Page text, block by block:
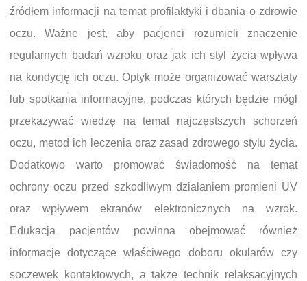
źródłem informacji na temat profilaktyki i dbania o zdrowie
oczu. Ważne jest, aby pacjenci rozumieli znaczenie
regularnych badań wzroku oraz jak ich styl życia wpływa
na kondycję ich oczu. Optyk może organizować warsztaty
lub spotkania informacyjne, podczas których będzie mógł
przekazywać wiedzę na temat najczęstszych schorzeń
oczu, metod ich leczenia oraz zasad zdrowego stylu życia.
Dodatkowo warto promować świadomość na temat
ochrony oczu przed szkodliwym działaniem promieni UV
oraz wpływem ekranów elektronicznych na wzrok.
Edukacja pacjentów powinna obejmować również
informacje dotyczące właściwego doboru okularów czy
soczewek kontaktowych, a także technik relaksacyjnych